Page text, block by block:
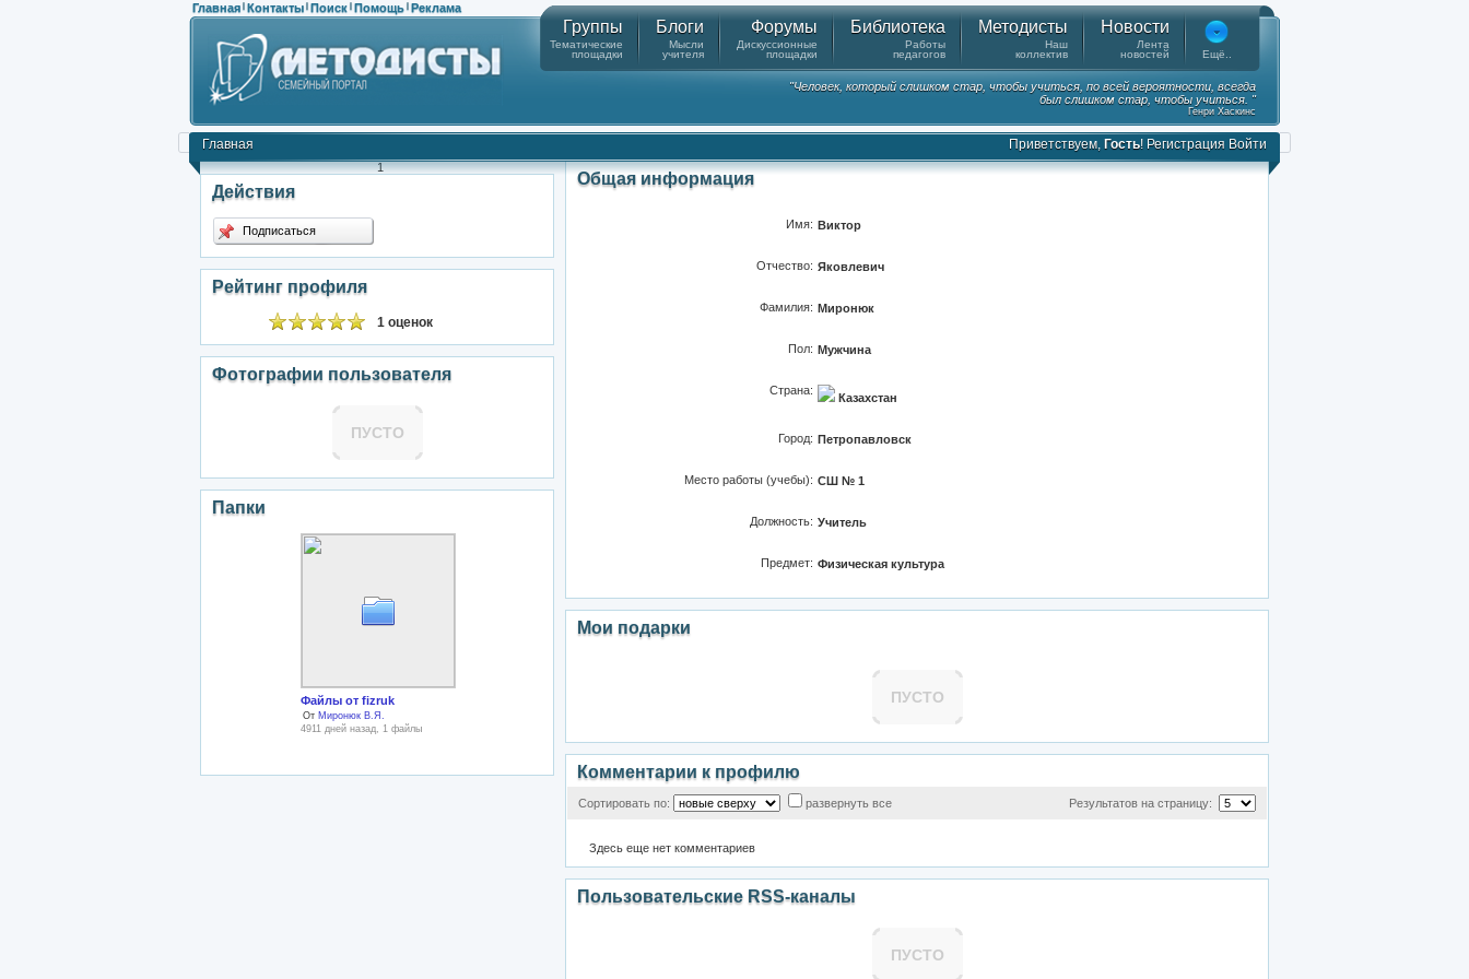
Главная | Контакты | Поиск | Помощь | Реклама
Группы
Тематические
площадки
Блоги
Мысли
учителя
Форумы
Дискуссионные
площадки
Библиотека
Работы
педагогов
Методисты
Наш
коллектив
Новости
Лента
новостей
Ещё..
"Человек, который слишком стар, чтобы учиться, по всей вероятности, всегда
был слишком стар, чтобы учиться. "
Генри Хаскинс
Главная Приветствуем, Гость! Регистрация Войти
1
Действия
Подписаться
Рейтинг профиля
1 оценок
Фотографии пользователя
ПУСТО
Папки
Файлы от fizruk
От Миронюк В.Я.
4911 дней назад, 1 файлы
Общая информация
Имя: Виктор
Отчество: Яковлевич
Фамилия: Миронюк
Пол: Мужчина
Страна:
Казахстан
Город: Петропавловск
Место работы (учебы): СШ № 1
Должность: Учитель
Предмет: Физическая культура
Мои подарки
ПУСТО
Комментарии к профилю
Сортировать по: развернуть все Результатов на страницу:
Здесь еще нет комментариев
Пользовательские RSS-каналы
ПУСТО